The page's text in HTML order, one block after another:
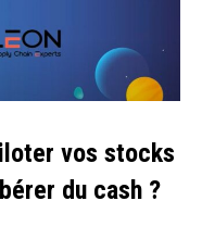
vos stocks
du cash ?